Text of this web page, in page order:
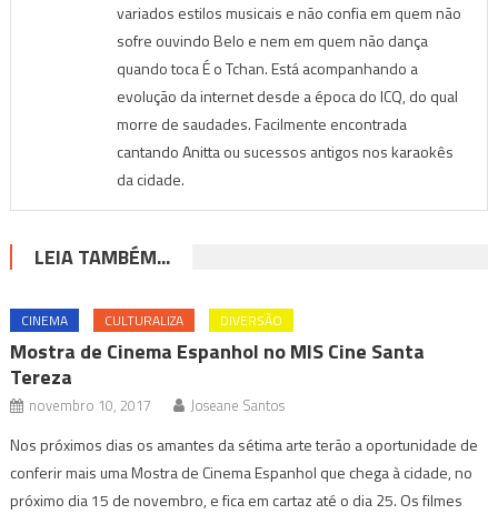
variados estilos musicais e não confia em quem não
sofre ouvindo Belo e nem em quem não dança
quando toca É o Tchan. Está acompanhando a
evolução da internet desde a época do ICQ, do qual
morre de saudades. Facilmente encontrada
cantando Anitta ou sucessos antigos nos karaokês
da cidade.
LEIA TAMBÉM...
CINEMA CULTURALIZA DIVERSÃO
Mostra de Cinema Espanhol no MIS Cine Santa
Tereza
novembro 10, 2017 Joseane Santos
Nos próximos dias os amantes da sétima arte terão a oportunidade de
conferir mais uma Mostra de Cinema Espanhol que chega à cidade, no
próximo dia 15 de novembro, e fica em cartaz até o dia 25. Os filmes